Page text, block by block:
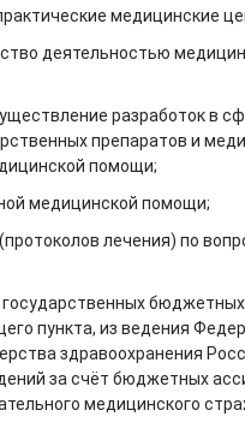
медицинские
деятельностью
разработок в
препаратов и
помощи;
медицинской помощи;
лечения) по
пункта, из ведения
здравоохранения
за счёт бюджетных
медицинского